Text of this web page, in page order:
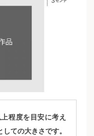
程度を目安に考え
ての大きさです。